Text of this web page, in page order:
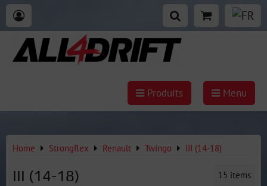
Produits Menu
Home Strongflex Renault Twingo III (14-18)
III (14-18) 15 items